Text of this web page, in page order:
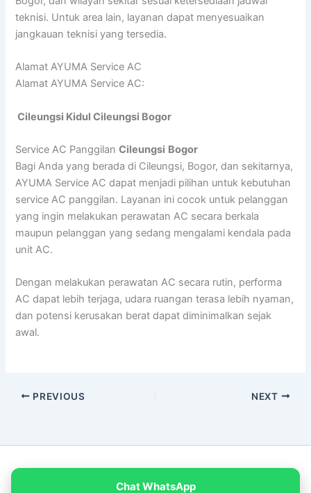
teknisi. Untuk area lain, layanan dapat menyesuaikan
jangkauan teknisi yang tersedia.
Alamat AYUMA Service AC
Alamat AYUMA Service AC:
Cileungsi Kidul Cileungsi Bogor
Service AC PanggilanCileungsi Bogor
Bagi Anda yang berada di Cileungsi, Bogor, dan sekitarnya,
AYUMA Service AC dapat menjadi pilihan untuk kebutuhan
service AC panggilan. Layanan ini cocok untuk pelanggan
yang ingin melakukan perawatan AC secara berkala
maupun pelanggan yang sedang mengalami kendala pada
unit AC.
Dengan melakukan perawatan AC secara rutin, performa
AC dapat lebih terjaga, udara ruangan terasa lebih nyaman,
dan potensi kerusakan berat dapat diminimalkan sejak
awal.
PREVIOUS NEXT
Chat WhatsApp